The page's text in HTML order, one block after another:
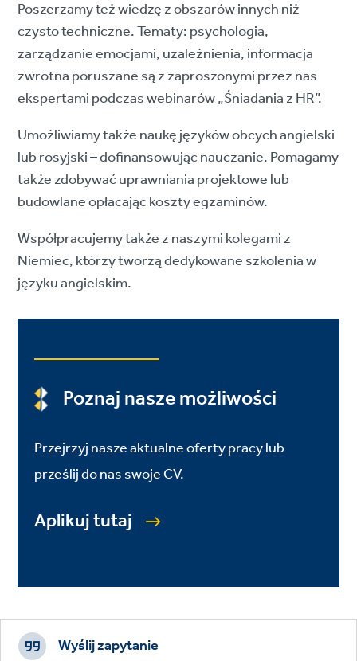
Poszerzamy też wiedzę z obszarów innych niż
czysto techniczne. Tematy: psychologia,
zarządzanie emocjami, uzależnienia, informacja
zwrotna poruszane są z zaproszonymi przez nas
ekspertami podczas webinarów „Śniadania z HR”.
Umożliwiamy także naukę języków obcych angielski
lub rosyjski – dofinansowując nauczanie. Pomagamy
także zdobywać uprawniania projektowe lub
budowlane opłacając koszty egzaminów.
Współpracujemy także z naszymi kolegami z
Niemiec, którzy tworzą dedykowane szkolenia w
języku angielskim.
Poznaj nasze możliwości
Przejrzyj nasze aktualne oferty pracy lub
prześlij do nas swoje CV.
Aplikuj tutaj
Footer
CTAs
Wyślij zapytanie